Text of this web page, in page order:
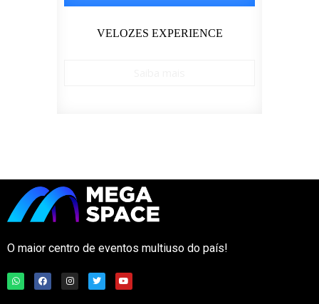
VELOZES EXPERIENCE
O maior centro de eventos multiuso do país!